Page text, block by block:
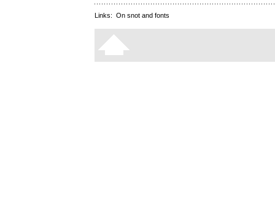
Links: On snot and fonts